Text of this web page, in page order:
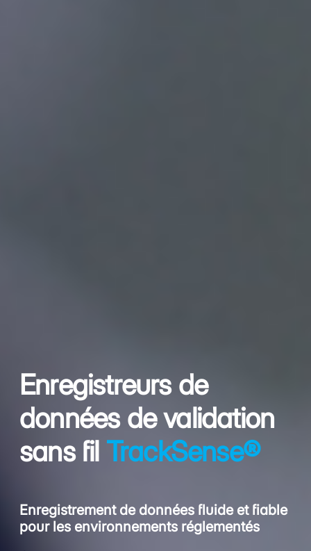
Enregistreurs de
données de validation
sans filTrackSense®
Enregistrement de données fluide et fiable
pour les environnements réglementés